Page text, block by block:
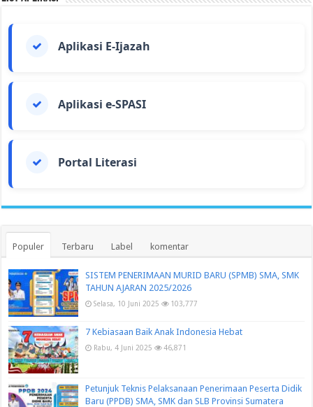
Aplikasi E-Ijazah
Aplikasi e-SPASI
Portal Literasi
Populer Terbaru Label komentar
SISTEM PENERIMAAN MURID BARU (SPMB) SMA, SMK
TAHUN AJARAN 2025/2026
Selasa, 10 Juni 2025 103,777
7 Kebiasaan Baik Anak Indonesia Hebat
Rabu, 4 Juni 2025 46,871
Petunjuk Teknis Pelaksanaan Penerimaan Peserta Didik
Baru (PPDB) SMA, SMK dan SLB Provinsi Sumatera